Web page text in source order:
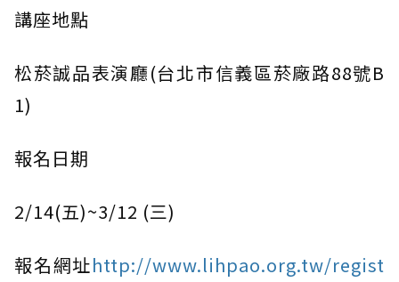
講座地點
松菸誠品表演廳(台北市信義區菸廠路88號B
1)
報名日期
2/14(五)~3/12 (三)
報名網址http://www.lihpao.org.tw/regist